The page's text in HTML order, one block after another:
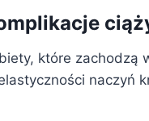
które zachodzą
naczyń